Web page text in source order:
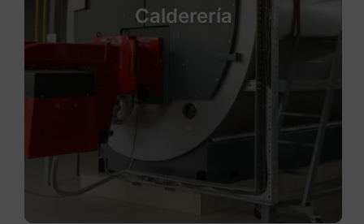
Calderería